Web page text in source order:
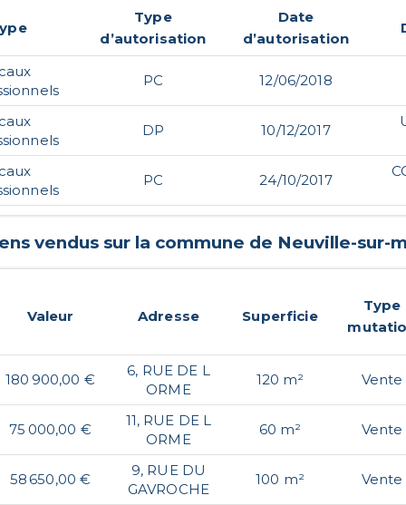
Type
d’autorisation
Date
d’autorisation
PC 12/06/2018
DP 10/12/2017
PC 24/10/2017
vendus sur la commune de Neuville-sur-
Valeur Adresse Superficie
Type
180 900,00 €
6, RUE DE L
ORME
120 m² Vente
75 000,00 €
11, RUE DE L
ORME
60 m² Vente
58 650,00 €
9, RUE DU
GAVROCHE
100 m² Vente